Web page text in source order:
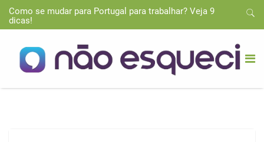
Como se mudar para Portugal para trabalhar? Veja 9
dicas!